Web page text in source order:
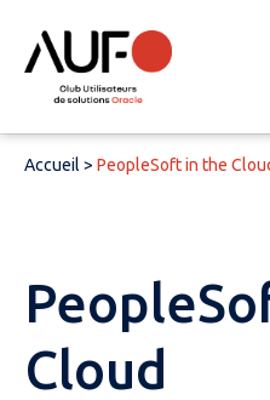
Accueil > PeopleSoft in the
Cloud